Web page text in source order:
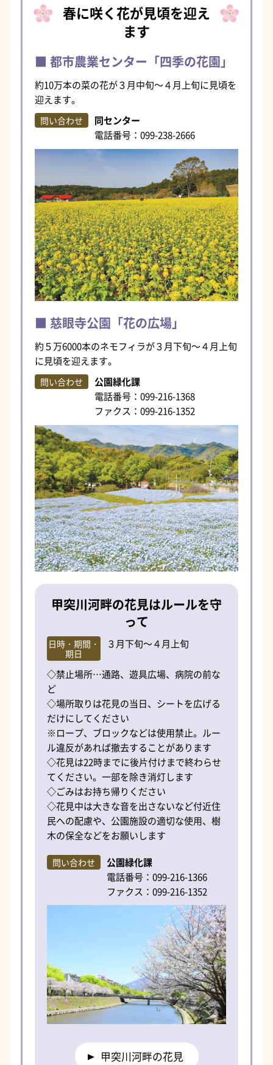
春に咲く花が見頃を迎え
ます
都市農業センター「四季の花園」
約10万本の菜の花が３月中旬～４月上旬に見頃を
迎えます。
問い合わせ
同センター
電話番号：099-238-2666
慈眼寺公園「花の広場」
約５万6000本のネモフィラが３月下旬～４月上旬
に見頃を迎えます。
問い合わせ
公園緑化課
電話番号：099-216-1368
ファクス：099-216-1352
甲突川河畔の花見はルールを守
って
日時・期間・
期日
３月下旬～４月上旬
◇禁止場所…通路、遊具広場、病院の前な
ど
◇場所取りは花見の当日、シートを広げる
だけにしてください
※ロープ、ブロックなどは使用禁止。ルー
ル違反があれば撤去することがあります
◇花見は22時までに後片付けまで終わらせ
てください。一部を除き消灯します
◇ごみはお持ち帰りください
◇花見中は大きな音を出さないなど付近住
民への配慮や、公園施設の適切な使用、樹
木の保全などをお願いします
問い合わせ
公園緑化課
電話番号：099-216-1366
ファクス：099-216-1352
甲突川河畔の花見